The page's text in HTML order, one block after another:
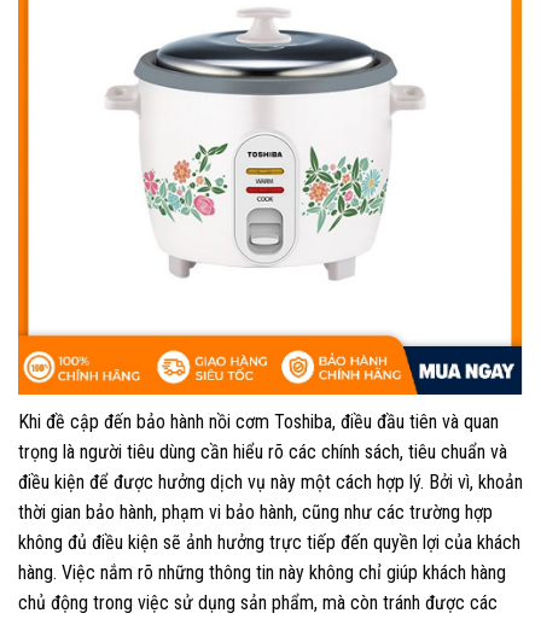
Khi đề cập đến bảo hành nồi cơm Toshiba, điều đầu tiên và quan
trọng là người tiêu dùng cần hiểu rõ các chính sách, tiêu chuẩn và
điều kiện để được hưởng dịch vụ này một cách hợp lý. Bởi vì, khoản
thời gian bảo hành, phạm vi bảo hành, cũng như các trường hợp
không đủ điều kiện sẽ ảnh hưởng trực tiếp đến quyền lợi của khách
hàng. Việc nắm rõ những thông tin này không chỉ giúp khách hàng
chủ động trong việc sử dụng sản phẩm, mà còn tránh được các